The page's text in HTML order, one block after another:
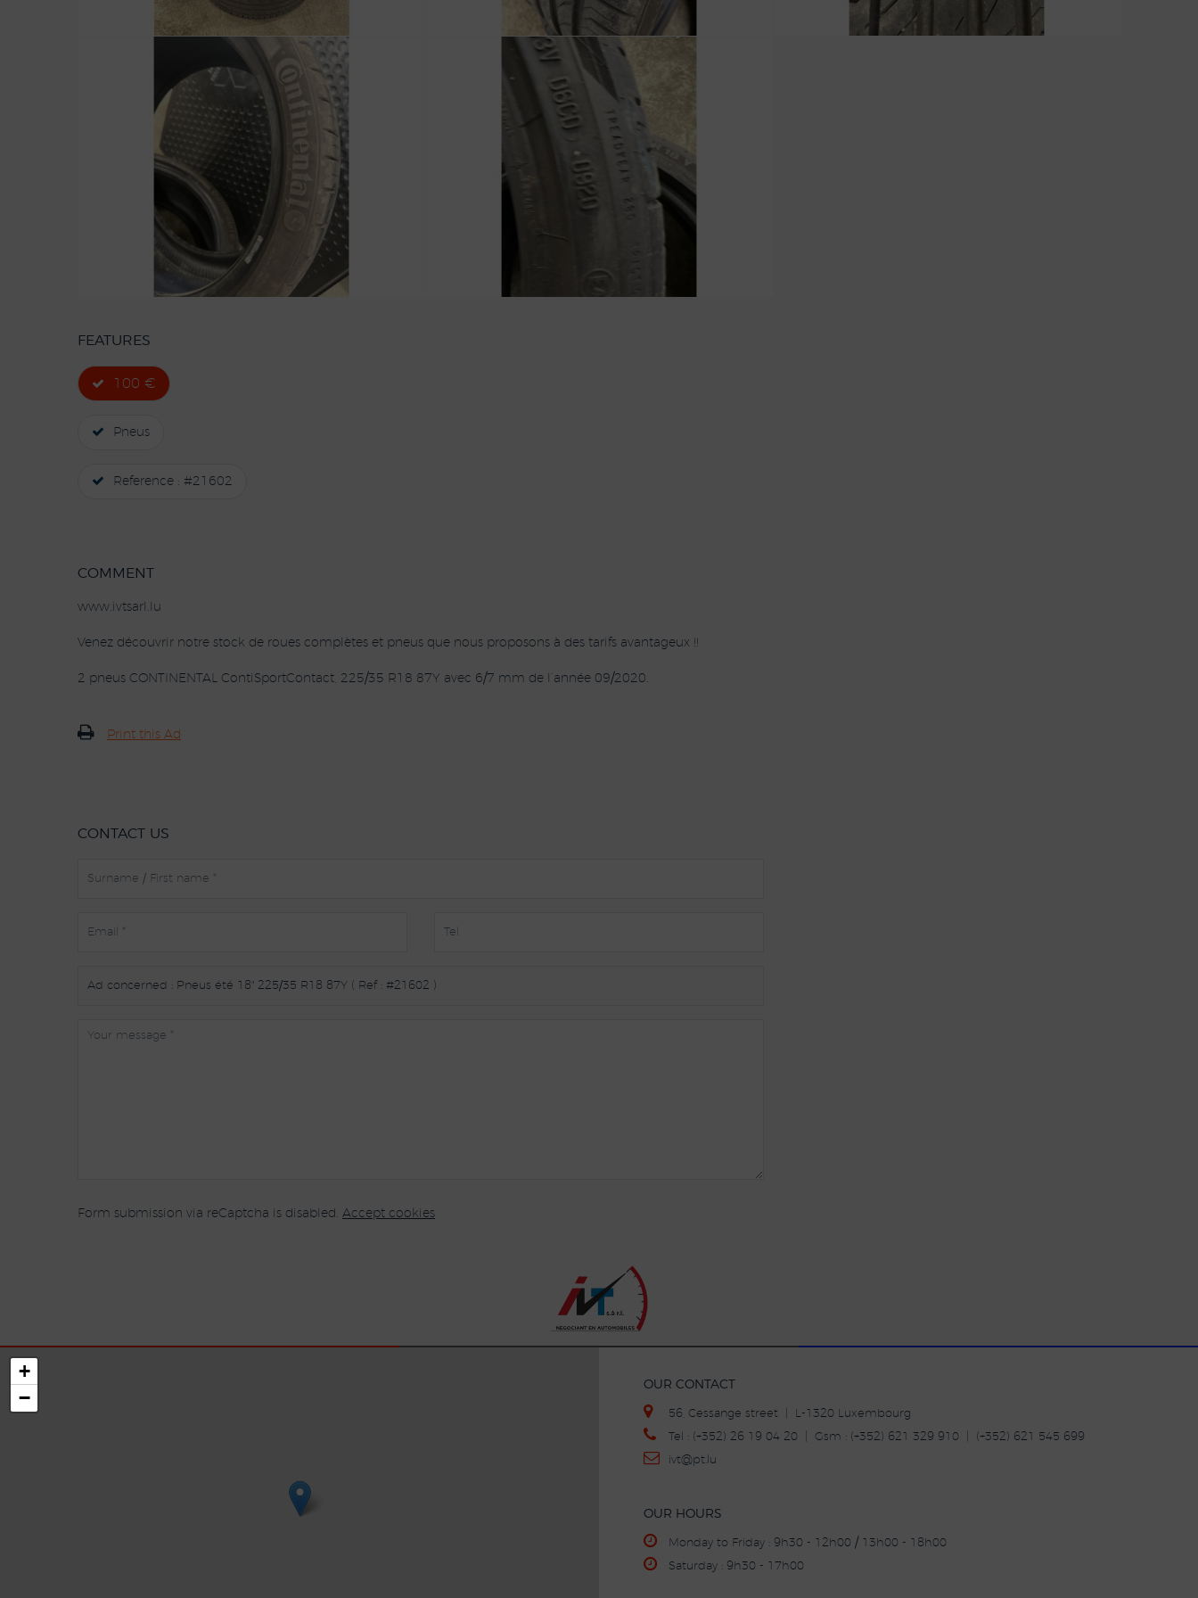
FEATURES
100 €
Pneus
Reference : #21602
COMMENT
www.ivtsarl.lu
Venez découvrir notre stock de roues complètes et pneus que nous proposons à des tarifs avantageux !!
2 pneus CONTINENTAL ContiSportContact, 225/35 R18 87Y avec 6/7 mm de l’année 09/2020.
Print this Ad
CONTACT US
Form submission via reCaptcha is disabled. Accept cookies
+
−
OUR CONTACT
56, Cessange street | L-1320 Luxembourg
Tel : (+352) 26 19 04 20 | Gsm : (+352) 621 329 910 | (+352) 621 545 699
ivt@pt.lu
OUR HOURS
Monday to Friday : 9h30 - 12h00 / 13h00 - 18h00
Saturday : 9h30 - 17h00